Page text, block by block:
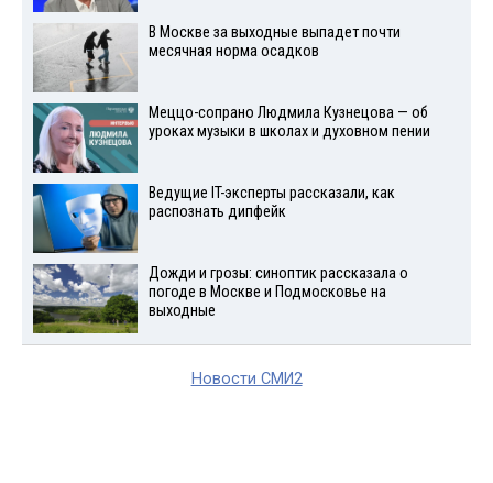
В Москве за выходные выпадет почти
месячная норма осадков
Меццо-сопрано Людмила Кузнецова — об
уроках музыки в школах и духовном пении
Ведущие IT-эксперты рассказали, как
распознать дипфейк
Дожди и грозы: синоптик рассказала о
погоде в Москве и Подмосковье на
выходные
Новости СМИ2